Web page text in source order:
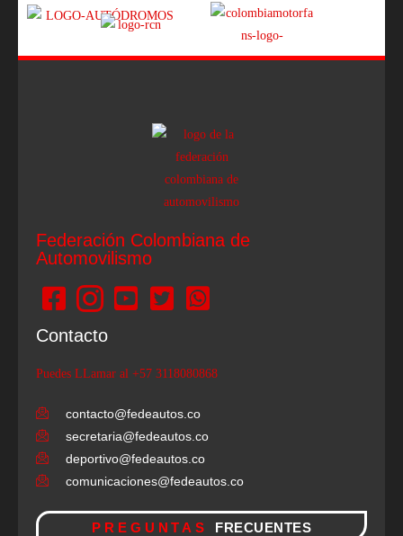
Federación Colombiana de
Automovilismo
Contacto
Puedes LLamar al +57 3118080868
contacto@fedeautos.co
secretaria@fedeautos.co
deportivo@fedeautos.co
comunicaciones@fedeautos.co
PREGUNTAS FRECUENTES